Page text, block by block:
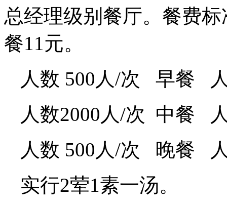
总经理级别餐厅。餐费
餐11元。
人数 500人/次 早餐
人数2000人/次 中餐
人数 500人/次 晚餐
实行2荤1素一汤。